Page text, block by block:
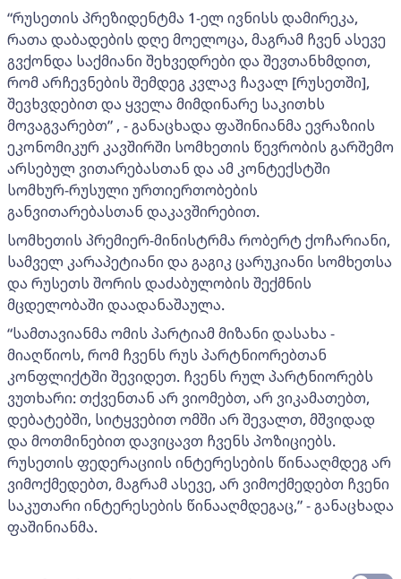
“რუსეთის პრეზიდენტმა 1-ელ ივნისს დამირეკა,
რათა დაბადების დღე მოელოცა, მაგრამ ჩვენ ასევე
გვქონდა საქმიანი შეხვედრები და შევთანხმდით,
რომ არჩევნების შემდეგ კვლავ ჩავალ [რუსეთში],
შევხვდებით და ყველა მიმდინარე საკითხს
მოვაგვარებთ” , - განაცხადა ფაშინიანმა ევრაზიის
ეკონომიკურ კავშირში სომხეთის წევრობის გარშემო
არსებულ ვითარებასთან და ამ კონტექსტში
სომხურ-რუსული ურთიერთობების
განვითარებასთან დაკავშირებით.
სომხეთის პრემიერ-მინისტრმა რობერტ ქოჩარიანი,
სამველ კარაპეტიანი და გაგიკ ცარუკიანი სომხეთსა
და რუსეთს შორის დაძაბულობის შექმნის
მცდელობაში დაადანაშაულა.
“სამთავიანმა ომის პარტიამ მიზანი დასახა -
მიაღწიოს, რომ ჩვენს რუს პარტნიორებთან
კონფლიქტში შევიდეთ. ჩვენს რულ პარტნიორებს
ვუთხარი: თქვენთან არ ვიომებთ, არ ვიკამათებთ,
დებატებში, სიტყვებით ომში არ შევალთ, მშვიდად
და მოთმინებით დავიცავთ ჩვენს პოზიციებს.
რუსეთის ფედერაციის ინტერესების წინააღმდეგ არ
ვიმოქმედებთ, მაგრამ ასევე, არ ვიმოქმედებთ ჩვენი
საკუთარი ინტერესების წინააღმდეგაც,” - განაცხადა
ფაშინიანმა.